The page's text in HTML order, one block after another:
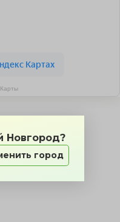
Новгород?
город
карте